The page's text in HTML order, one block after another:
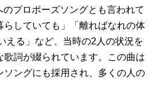
プロポーズソングとも言われて
らしていても」「離ればなれの体
える」など、当時の2人の状況を
歌詞が綴られています。この曲は
ソングにも採用され、多くの人の